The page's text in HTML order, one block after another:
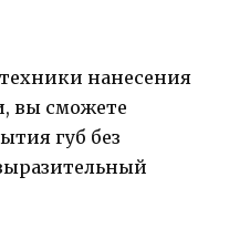
нанесения
вы сможете
губ без